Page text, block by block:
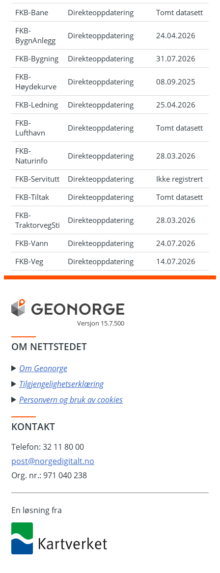
FKB-Bane Direkteoppdatering
Tomt datasett
FKB-
BygnAnlegg
Direkteoppdatering 24.04.2026
FKB-Bygning Direkteoppdatering
31.07.2026
FKB-
Høydekurve
Direkteoppdatering 08.09.2025
FKB-Ledning Direkteoppdatering
25.04.2026
FKB-
Lufthavn
Direkteoppdatering Tomt datasett
FKB-
Naturinfo
Direkteoppdatering 28.03.2026
FKB-Servitutt Direkteoppdatering
Ikke registrert
FKB-Tiltak
Direkteoppdatering
Tomt datasett
FKB-
TraktorvegSti
Direkteoppdatering 28.03.2026
FKB-Vann Direkteoppdatering
24.07.2026
FKB-Veg
Direkteoppdatering 14.07.2026